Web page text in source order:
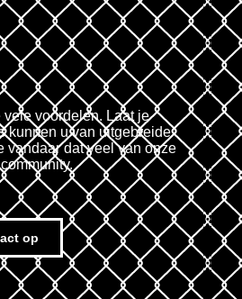
voordelen. Laat je
kunnen u van uitgebreide
vandaar dat veel van onze
op